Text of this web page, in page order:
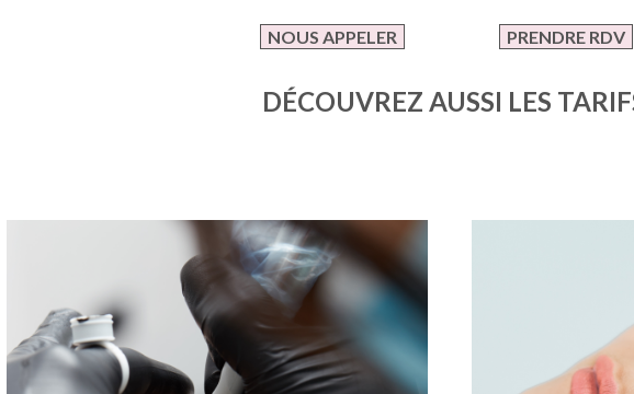
NOUS APPELER PRENDRE RDV
DÉCOUVREZ AUSSI LES